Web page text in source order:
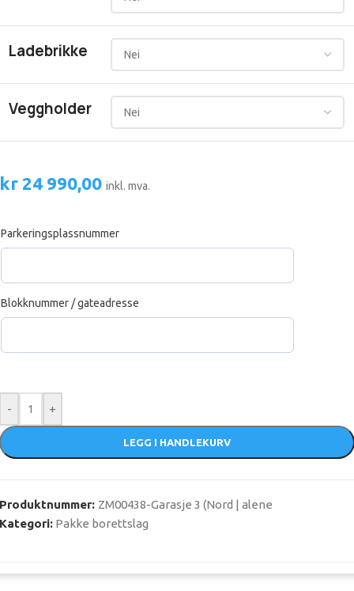
Ladebrikke
Veggholder
kr 24 990,00 inkl. mva.
Parkeringsplassnummer
Blokknummer / gateadresse
- +
LEGG I HANDLEKURV
Produktnummer: ZM00438-Garasje 3 (Nord | alene
Kategori: Pakke borettslag